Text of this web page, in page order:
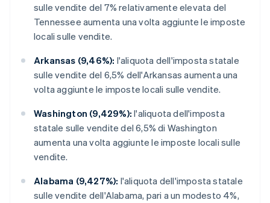
sulle vendite del 7% relativamente elevata del
Tennessee aumenta una volta aggiunte le imposte
locali sulle vendite.
Arkansas (9,46%): l'aliquota dell'imposta statale
sulle vendite del 6,5% dell'Arkansas aumenta una
volta aggiunte le imposte locali sulle vendite.
Washington (9,429%): l'aliquota dell'imposta
statale sulle vendite del 6,5% di Washington
aumenta una volta aggiunte le imposte locali sulle
vendite.
Alabama (9,427%): l'aliquota dell'imposta statale
sulle vendite dell'Alabama, pari a un modesto 4%,